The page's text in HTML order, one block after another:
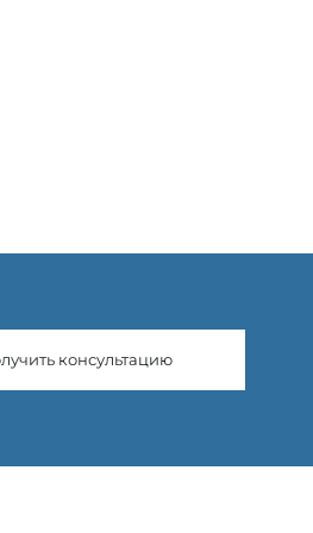
консультацию